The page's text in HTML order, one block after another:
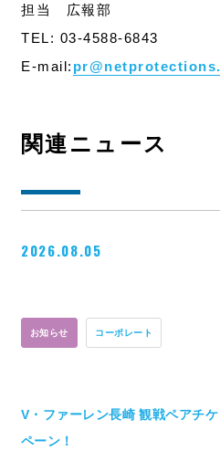
担当 広報部
TEL: 03-4588-6843
E-mail:
関連ニュース
2026.08.05
お知らせ コーポレート
V・ファーレン長崎 観戦ペアチ
ペーン！